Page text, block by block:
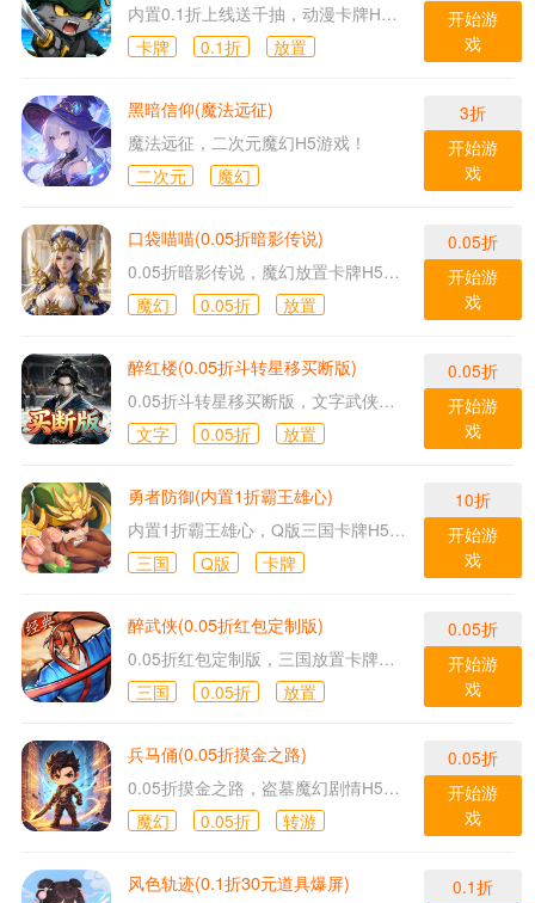
内置0.1折上线送千抽，动漫卡牌H5游戏！
卡牌
0.1折 放置
开始游
戏
黑暗信仰(魔法远征)
魔法远征，二次元魔幻H5游戏！
二次元
魔幻
3折
开始游
戏
口袋喵喵(0.05折暗影传说)
0.05折暗影传说，魔幻放置卡牌H5游戏！
魔幻
0.05折 放置
0.05折
开始游
戏
醉红楼(0.05折斗转星移买断版)
0.05折斗转星移买断版，文字武侠H5游戏！
文字
0.05折 放置
0.05折
开始游
戏
勇者防御(内置1折霸王雄心)
内置1折霸王雄心，Q版三国卡牌H5游戏！
三国
Q版 卡牌
10折
开始游
戏
醉武侠(0.05折红包定制版)
0.05折红包定制版，三国放置卡牌H5游戏！
三国
0.05折 放置
0.05折
开始游
戏
兵马俑(0.05折摸金之路)
0.05折摸金之路，盗墓魔幻剧情H5游戏！
魔幻
0.05折 转游
0.05折
开始游
戏
风色轨迹(0.1折30元道具爆屏)
0.1折